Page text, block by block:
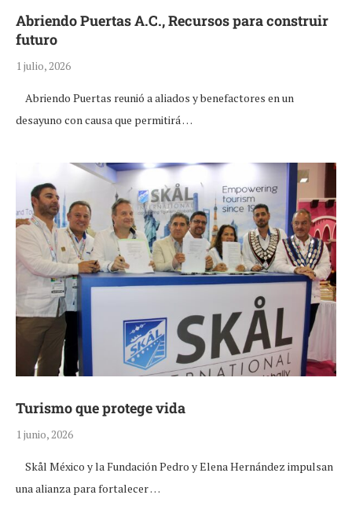
Abriendo Puertas A.C., Recursos para construir
futuro
1 julio, 2026
Abriendo Puertas reunió a aliados y benefactores en un
desayuno con causa que permitirá …
Turismo que protege vida
1 junio, 2026
Skål México y la Fundación Pedro y Elena Hernández impulsan
una alianza para fortalecer …